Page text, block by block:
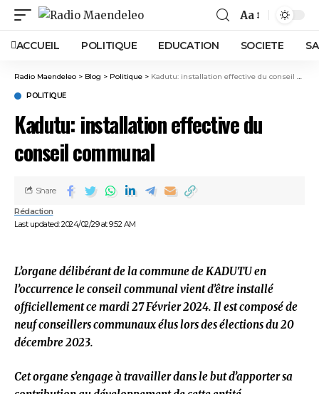
Aa
ACCUEIL POLITIQUE EDUCATION SOCIETE
Radio Maendeleo > Blog > Politique > Kadutu: installation effective du conseil communal
POLITIQUE
Kadutu: installation effective du
conseil communal
Last updated: 2024/02/29 at 9:52 AM
Rédaction
Share
L’organe délibérant de la commune de KADUTU en
l’occurrence le conseil communal vient d’être installé
officiellement ce mardi 27 Février 2024. Il est composé de
neuf conseillers communaux élus lors des élections du 20
décembre 2023.
Cet organe s’engage à travailler dans le but d’apporter sa